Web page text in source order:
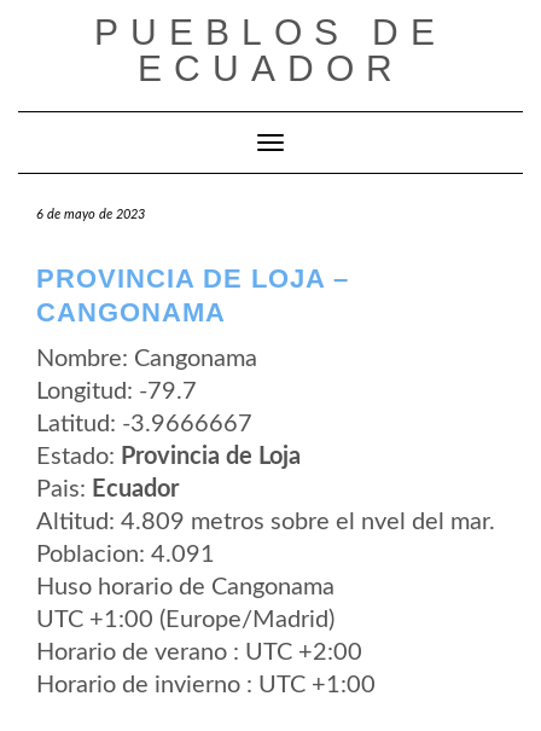
PUEBLOS DE
ECUADOR
Cambiar modo de navegación
6 de mayo de 2023
PROVINCIA DE LOJA –
CANGONAMA
Nombre: Cangonama
Longitud: -79.7
Latitud: -3.9666667
Estado: Provincia de Loja
Pais: Ecuador
Altitud: 4.809 metros sobre el nvel del mar.
Poblacion: 4.091
Huso horario de Cangonama
UTC +1:00 (Europe/Madrid)
Horario de verano : UTC +2:00
Horario de invierno : UTC +1:00